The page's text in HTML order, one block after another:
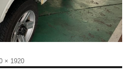
× 1920